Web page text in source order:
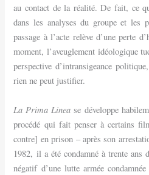
au contact de la réalité. De fait, ce
dans les analyses du groupe et les
passage à l’acte relève d’une perte
moment, l’aveuglement idéologique
perspective d’intransigeance
rien ne peut justifier.
La Prima Linea se développe
procédé qui fait penser à certains
contre] en prison – après son
1982, il a été condamné à trente ans
négatif d’une lutte armée